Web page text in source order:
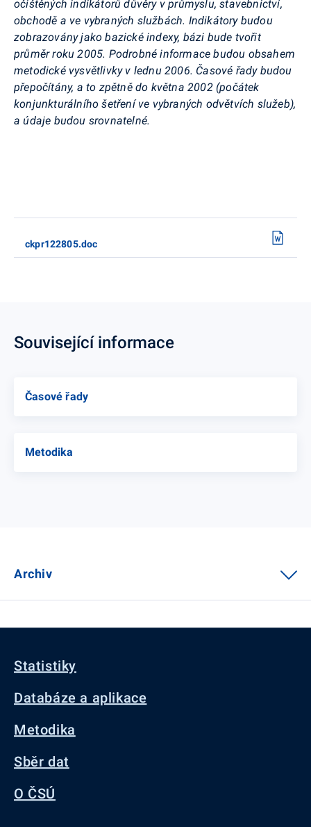
očištěných indikátorů důvěry v průmyslu, stavebnictví,
obchodě a ve vybraných službách. Indikátory budou
zobrazovány jako bazické indexy, bázi bude tvořit
průměr roku 2005. Podrobné informace budou obsahem
metodické vysvětlivky v lednu 2006. Časové řady budou
přepočítány, a to zpětně do května 2002 (počátek
konjunkturálního šetření ve vybraných odvětvích služeb),
a údaje budou srovnatelné.
ckpr122805.doc
Související informace
Časové řady
Metodika
Archiv
Statistiky
Databáze a aplikace
Metodika
Sběr dat
O ČSÚ